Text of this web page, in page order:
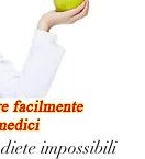
impossibili